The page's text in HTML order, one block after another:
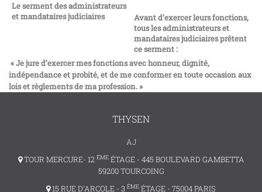
Le serment des administrateurs
et mandataires judiciaires
Avant d’exercer leurs fonctions,
tous les administrateurs et
mandataires judiciaires prêtent
ce serment :
« Je jure d’exercer mes fonctions avec honneur, dignité,
indépendance et probité, et de me conformer en toute occasion aux
lois et règlements de ma profession. »
THYSEN
AJ
TOUR MERCURE- 12 ÈMEÉTAGE - 445 BOULEVARD GAMBETTA
59200 TOURCOING
15 RUE D'ARCOLE - 3 ÈME ÉTAGE - 75004 PARIS